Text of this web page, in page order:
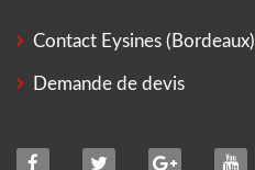
Contact Eysines (Bordeaux)
Demande de devis